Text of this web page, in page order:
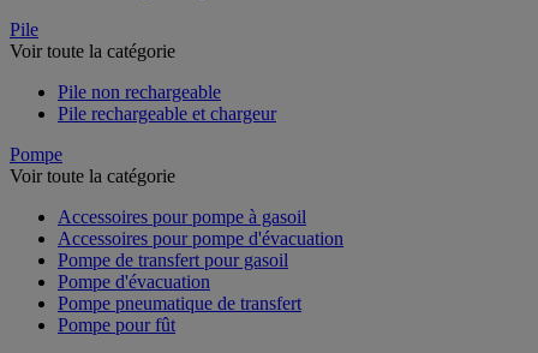
Pile
Voir toute la catégorie
Pile non rechargeable
Pile rechargeable et chargeur
Pompe
Voir toute la catégorie
Accessoires pour pompe à gasoil
Accessoires pour pompe d'évacuation
Pompe de transfert pour gasoil
Pompe d'évacuation
Pompe pneumatique de transfert
Pompe pour fût